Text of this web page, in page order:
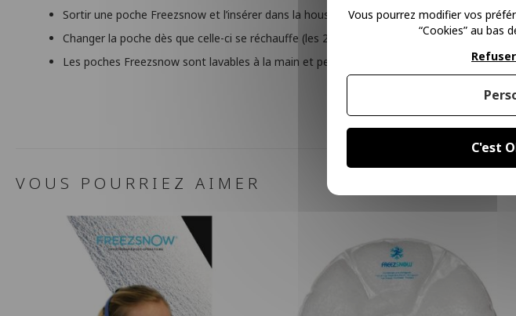
Sortir une poche Freezsnow et l’insérer dans la housse protectrice que l’on peut fixer
Changer la poche dès que celle-ci se réchauffe (les 2 poches fournies permettent une
Les poches Freezsnow sont lavables à la main et peuvent être désinfectées. Les
VOUS POURRIEZ AIMER
Vous pourrez modifier vos
“Cookies” au bas
C'est